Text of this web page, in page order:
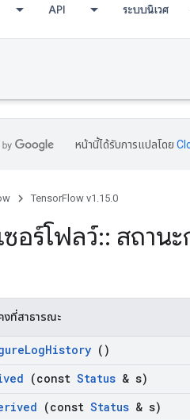
API ระบบนิเวศ
หน้านี้ได้รับการแปลโดย
TensorFlow v1.15.0
ซอร์โฟลว์:: สถาน
ที่สาธารณะ
LogHistory ()
(const Status & s)
(const Status & s)